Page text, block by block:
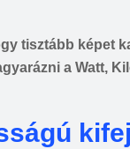
tisztább képet
a Watt,